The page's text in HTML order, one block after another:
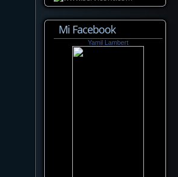
Mi Facebook
Yamil Lambert